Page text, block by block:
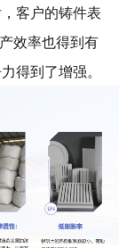
客户的铸件表
效率也得到有
得到了增强。